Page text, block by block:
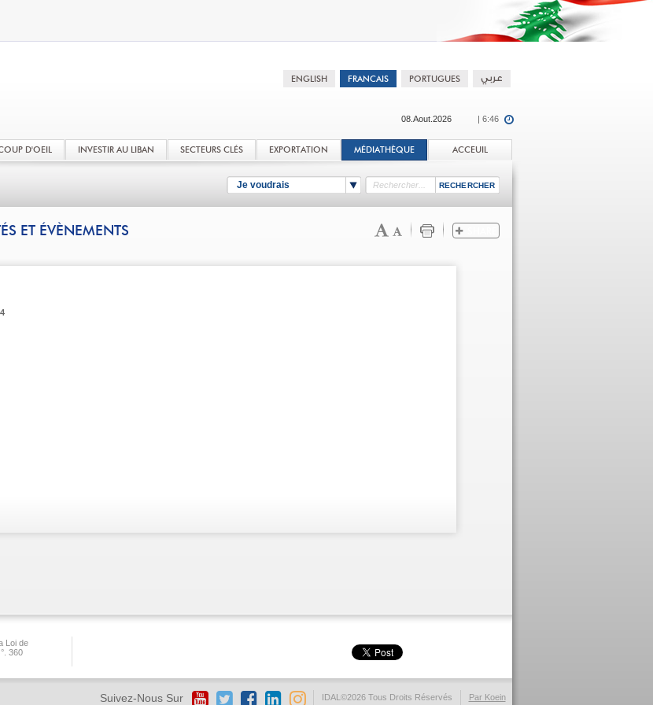
08.Aout.2026 | 6:46
D'OEIL INVESTIR AU LIBAN SECTEURS CLÉS EXPORTATION MÉDIATHÈQUE ACCEUIL
Je voudrais
ET ÉVÈNEMENTS
Loi de
360
Par Koein
IDAL©2026 Tous Droits Réservés
Suivez-Nous Sur